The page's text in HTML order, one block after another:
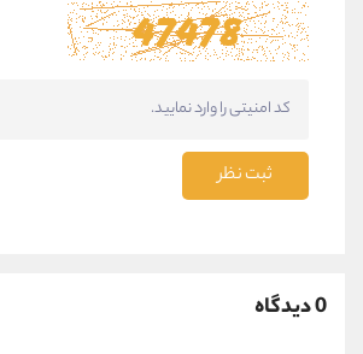
ثبت نظر
0 دیدگاه